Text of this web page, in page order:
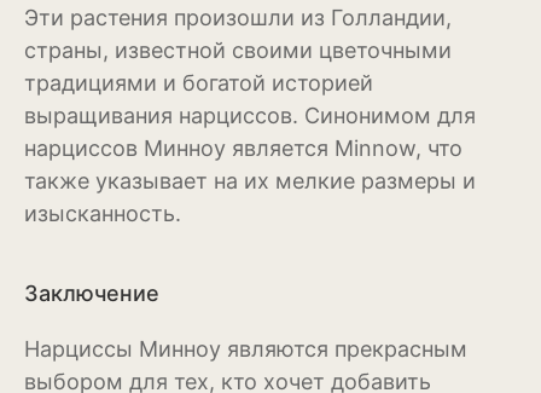
Сирень
Спирея
Туя
Чубушник (жасмин)
Овощи
Эти растения произошли из Голландии,
страны, известной своими цветочными
традициями и богатой историей
выращивания нарциссов. Синонимом для
нарциссов Минноу является Minnow, что
также указывает на их мелкие размеры и
изысканность.
Заключение
Нарциссы Минноу являются прекрасным
выбором для тех, кто хочет добавить